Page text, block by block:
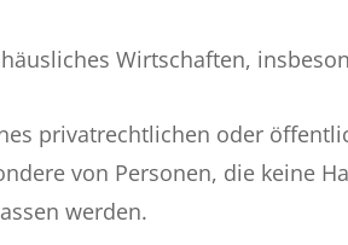
Wirtschaften,
privatrechtlichen oder
von Personen, die keine
werden.